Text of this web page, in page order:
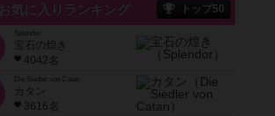
お気に入りランキング トップ50
宝石の煌き
4042名
Die Siedler von Catan
カタン
3616名